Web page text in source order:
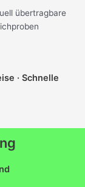
übertragbare
· Schnelle